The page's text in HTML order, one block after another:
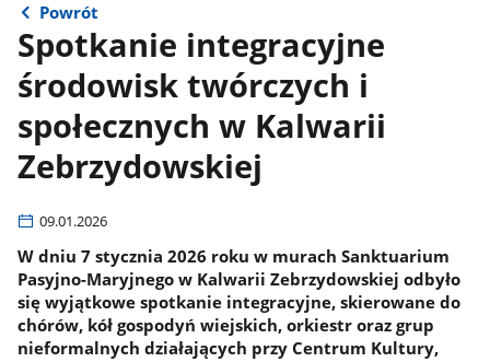
Powrót
Spotkanie integracyjne
środowisk twórczych i
społecznych w Kalwarii
Zebrzydowskiej
09.01.2026
W dniu 7 stycznia 2026 roku w murach Sanktuarium
Pasyjno-Maryjnego w Kalwarii Zebrzydowskiej odbyło
się wyjątkowe spotkanie integracyjne, skierowane do
chórów, kół gospodyń wiejskich, orkiestr oraz grup
nieformalnych działających przy Centrum Kultury,